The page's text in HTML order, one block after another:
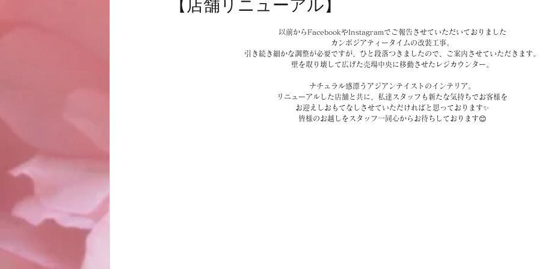
商品 ノムトムムーン
【店舗リニューアル】
以前からFacebookやInstagramでご報告させていただいておりました
カンボジアティータイムの改装工事。
引き続き細かな調整が必要ですが、ひと段落つきましたので、ご案内させていただきます
壁を取り壊して広げた売場中央に移動させたレジカウンター。
ナチュラル感漂うアジアンテイストのインテリア。
リニューアルした店舗と共に、私達スタッフも新たな気持ちでお客様を
お迎えしおもてなしさせていただければと思っております✨
皆様のお越しをスタッフ一同心からお待ちしております😊